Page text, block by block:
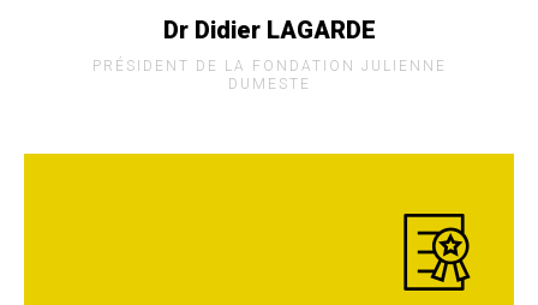
Dr Didier LAGARDE
PRÉSIDENT DE LA FONDATION JULIENNE
DUMESTE